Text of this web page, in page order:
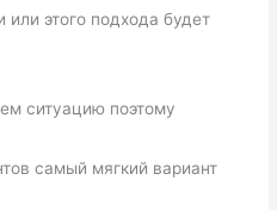
или этого подхода будет
ситуацию поэтому
самый мягкий вариант